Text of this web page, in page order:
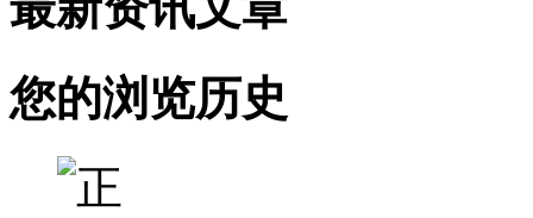
您的浏览历史